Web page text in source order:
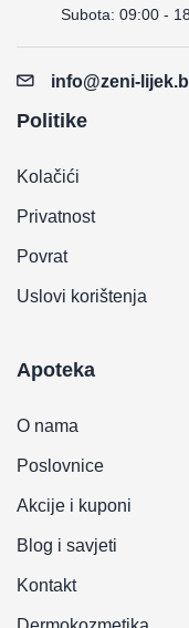
Subota: 09:00 -
info@zeni-
Politike
Kolačići
Privatnost
Povrat
Uslovi korištenja
Apoteka
O nama
Poslovnice
Akcije i kuponi
Blog i savjeti
Kontakt